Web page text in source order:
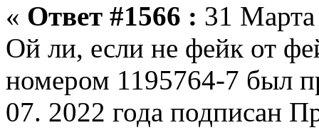
« Ответ #1566 : 31
Ой ли, если не фейк от
номером 1195764-7 был
07. 2022 года подписан